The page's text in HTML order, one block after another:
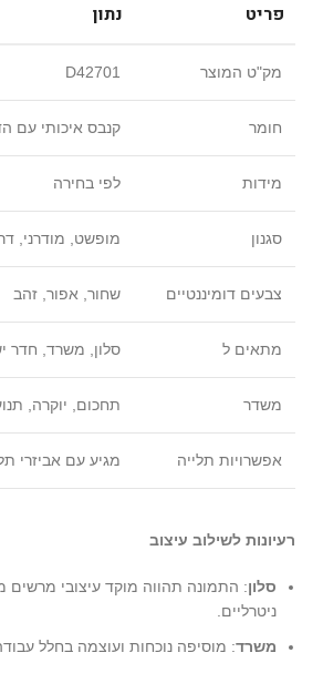
פריט נתון
מק"ט המוצר D42701
חומר קנבס איכותי עם
מידות לפי בחירה
סגנון מופשט, מודרני,
צבעים דומיננטיים שחור, אפור, זהב
מתאים ל סלון, משרד, חדר
משדר תחכום, יוקרה,
אפשרויות תלייה מגיע עם אביזרי
רעיונות לשילוב עיצוב
סלון: התמונה תהווה מוקד עיצובי מרשים
ניטרליים.
משרד: מוסיפה נוכחות ועוצמה בחלל